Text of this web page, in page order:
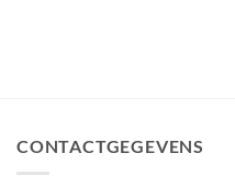
CONTACTGEGEVENS